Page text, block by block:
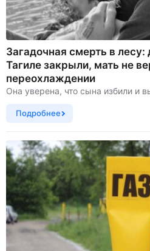
Загадочная смерть в
Тагиле закрыли, мать не
переохлаждении
Она уверена, что сына избили и
Подробнее